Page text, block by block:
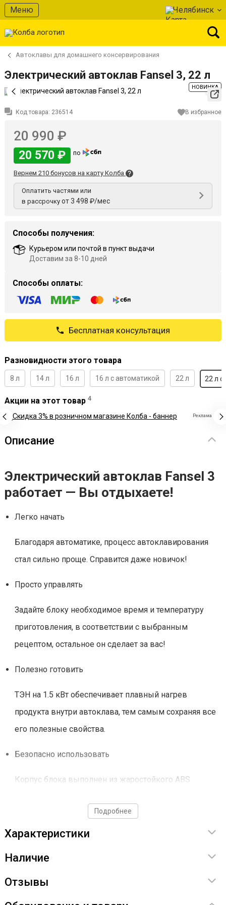
Меню Челябинск
Автоклавы для домашнего консервирования
Электрический автоклав Fansel 3, 22 л
НОВИНКА
Код товара: 236514 В избранное
20 990 ₽
20 570 ₽ по
Вернем 210 бонусов на карту Колба
Оплатить частями или
в рассрочку от 3 498 ₽/мес
Способы получения:
Курьером или почтой в пункт выдачи
Доставим за 8-10 дней
Способы оплаты:
Бесплатная консультация
Разновидности этого товара
8 л 14 л 16 л 16 л c автоматикой 22 л 22 л c
Акции на этот товар 4
Реклама
Описание
Электрический автоклав Fansel 3
работает — Вы отдыхаете!
Легко начать
Благодаря автоматике, процесс автоклавирования
стал сильно проще. Справится даже новичок!
Просто управлять
Задайте блоку необходимое время и температуру
приготовления, в соответствии с выбранным
рецептом, остальное он сделает за вас!
Полезно готовить
ТЭН на 1.5 кВт обеспечивает плавный нагрев
продукта внутри автоклава, тем самым сохраняя все
его полезные свойства.
Безопасно использовать
Корпус блока выполнен из жаростойкого ABS
Забудьте про сложные настройки
И наслаждайтесь процессом!
Автоматический выход в рабочий режим
Подробнее
Характеристики
Наличие
Отзывы